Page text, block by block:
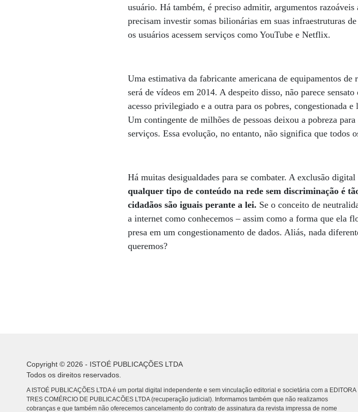
usuário. Há também, é preciso admitir, argumentos
precisam investir somas bilionárias em suas infraestruturas
os usuários acessem serviços como YouTube e Netflix.
Uma estimativa da fabricante americana de equipamentos
será de vídeos em 2014. A despeito disso, não parece
acesso privilegiado e a outra para os pobres, congestionada
Um contingente de milhões de pessoas deixou a pobreza
serviços. Essa evolução, no entanto, não significa que todos
Há muitas desigualdades para se combater. A exclusão
qualquer tipo de conteúdo na rede sem discriminação é
cidadãos são iguais perante a lei. Se o conceito de
a internet como conhecemos – assim como a forma que ela
presa em um congestionamento de dados. Aliás, nada
queremos?
Copyright © 2026 - ISTOÉ PUBLICAÇÕES LTDA
Todos os direitos reservados.
A ISTOÉ PUBLICAÇÕES LTDA é um portal digital independente e sem vinculação editorial e societária com a EDITORA
TRES COMÉRCIO DE PUBLICACÕES LTDA (recuperação judicial). Informamos também que não realizamos
cobranças e que também não oferecemos cancelamento do contrato de assinatura da revista impressa de nome